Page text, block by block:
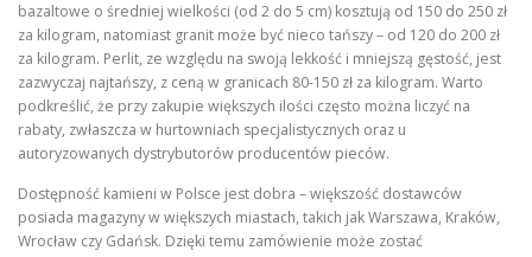
bazaltowe o średniej wielkości (od 2 do 5 cm) kosztują od 150 do 250 zł
za kilogram, natomiast granit może być nieco tańszy – od 120 do 200 zł
za kilogram. Perlit, ze względu na swoją lekkość i mniejszą gęstość, jest
zazwyczaj najtańszy, z ceną w granicach 80‑150 zł za kilogram. Warto
podkreślić, że przy zakupie większych ilości często można liczyć na
rabaty, zwłaszcza w hurtowniach specjalistycznych oraz u
autoryzowanych dystrybutorów producentów pieców.
Dostępność kamieni w Polsce jest dobra – większość dostawców
posiada magazyny w większych miastach, takich jak Warszawa, Kraków,
Wrocław czy Gdańsk. Dzięki temu zamówienie może zostać